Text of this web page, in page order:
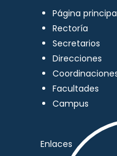
Página
Rectoría
Secretarios
Direcciones
Facultades
Campus
Enlaces